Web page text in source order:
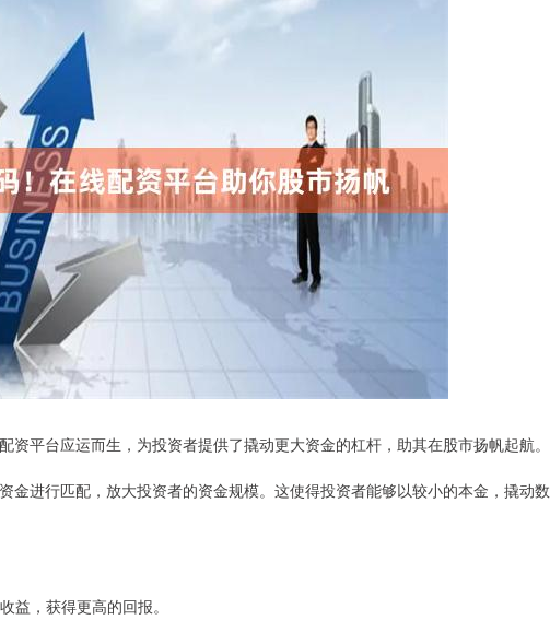
平台应运而生，为投资者提供了撬动更大资金的杠杆，助其在股市扬帆起航。
金进行匹配，放大投资者的资金规模。这使得投资者能够以较小的本金，撬动数
益，获得更高的回报。